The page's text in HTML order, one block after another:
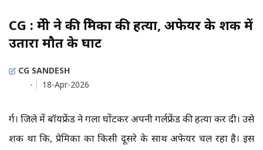
CG : प्रेमी ने की प्रेमिका की हत्या, अफेयर के शक में
उतारा मौत के घाट
CG SANDESH
-
18-Apr-2026
दुर्ग। जिले में बॉयफ्रेंड ने गला घोंटकर अपनी गर्लफ्रेंड की हत्या कर दी। उसे
शक था कि, प्रेमिका का किसी दूसरे के साथ अफेयर चल रहा है। इस